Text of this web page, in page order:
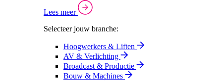
Lees meer
Selecteer jouw branche:
Hoogwerkers & Liften
AV & Verlichting
Broadcast & Productie
Bouw & Machines